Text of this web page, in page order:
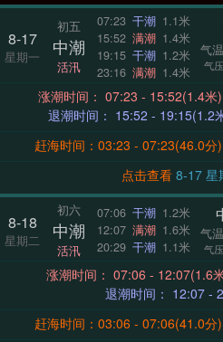
8-17
星期一
初五
中潮
活汛
07:23 干潮 1.1米
15:52 满潮 1.4米
19:15 干潮 1.2米
23:16 满潮 1.4米
气
气
涨潮时间： 07:23 -
退潮时间： 15:52 -
赶海时间：03:23 - 07:23(46.0分
点击查看
8-
8-18
星期二
初六
中潮
活汛
07:06 干潮 1.2米
12:07 满潮 1.6米
20:29 干潮 1.1米
气
气
涨潮时间： 07:06 -
退潮时间：
赶海时间：03:06 - 07:06(41.0分